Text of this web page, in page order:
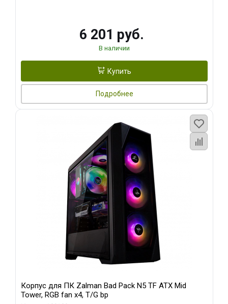
6 201 руб.
В наличии
Купить
Подробнее
Корпус для ПК Zalman Bad Pack N5 TF ATX Mid
Tower, RGB fan x4, T/G bp